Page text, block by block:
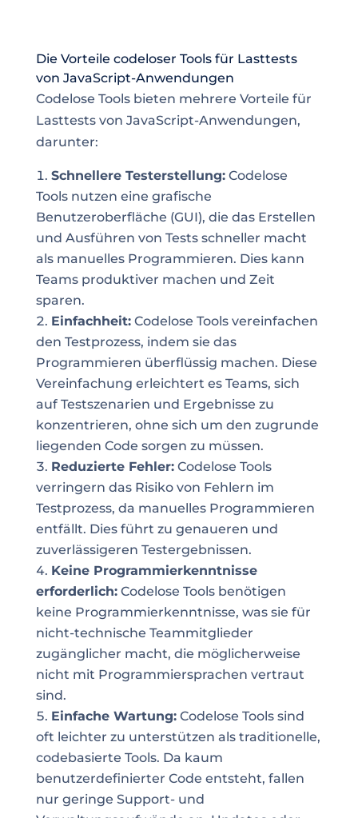
Die Vorteile codeloser Tools für Lasttests
von JavaScript-Anwendungen
Codelose Tools bieten mehrere Vorteile für
Lasttests von JavaScript-Anwendungen,
darunter:
Schnellere Testerstellung:Codelose
Tools nutzen eine grafische
Benutzeroberfläche (GUI), die das Erstellen
und Ausführen von Tests schneller macht
als manuelles Programmieren. Dies kann
Teams produktiver machen und Zeit
sparen.
Einfachheit:Codelose Tools vereinfachen
den Testprozess, indem sie das
Programmieren überflüssig machen. Diese
Vereinfachung erleichtert es Teams, sich
auf Testszenarien und Ergebnisse zu
konzentrieren, ohne sich um den zugrunde
liegenden Code sorgen zu müssen.
Reduzierte Fehler:Codelose Tools
verringern das Risiko von Fehlern im
Testprozess, da manuelles Programmieren
entfällt. Dies führt zu genaueren und
zuverlässigeren Testergebnissen.
Keine Programmierkenntnisse
erforderlich:Codelose Tools benötigen
keine Programmierkenntnisse, was sie für
nicht-technische Teammitglieder
zugänglicher macht, die möglicherweise
nicht mit Programmiersprachen vertraut
sind.
Einfache Wartung:Codelose Tools sind
oft leichter zu unterstützen als traditionelle,
codebasierte Tools. Da kaum
benutzerdefinierter Code entsteht, fallen
nur geringe Support- und